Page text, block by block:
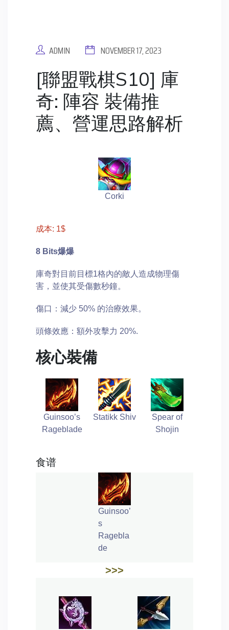
ADMIN NOVEMBER 17, 2023
[聯盟戰棋S10] 庫
奇: 陣容 裝備推
薦、營運思路解析
Corki
成本: 1$
8 Bits爆爆
庫奇對目前目標1格內的敵人造成物理傷
害，並使其受傷數秒鐘。
傷口：減少 50% 的治療效果。
頭條效應：額外攻擊力 20%.
核心裝備
Guinsoo’s
Rageblade
Statikk Shiv
Spear of
Shojin
食谱
Guinsoo’
s
Ragebla
de
>>>